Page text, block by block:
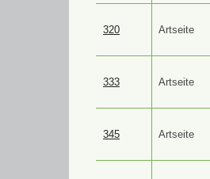
320 Artseite
333 Artseite
345 Artseite